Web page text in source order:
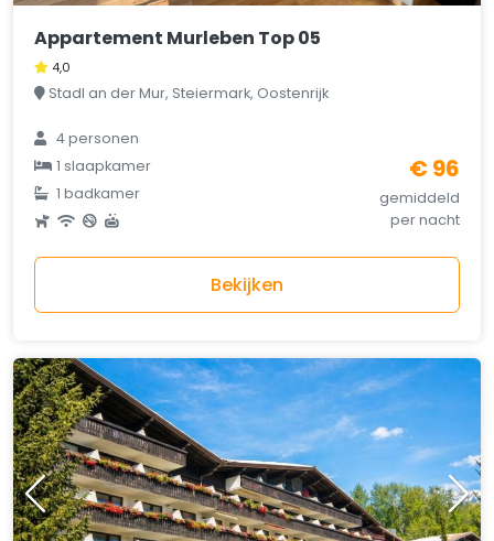
Appartement Murleben Top 05
4,0
Stadl an der Mur, Steiermark, Oostenrijk
4 personen
1 slaapkamer
1 badkamer
€ 96
gemiddeld
per nacht
Bekijken